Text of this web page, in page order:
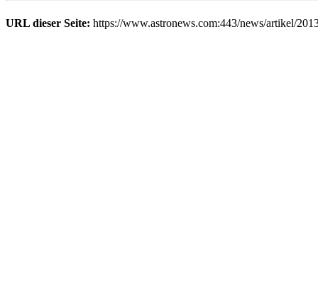
URL dieser Seite: https://www.astronews.com:443/news/artikel/